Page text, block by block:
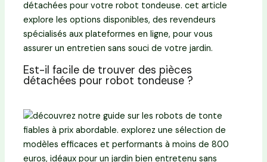
Est-il facile de trouver des pièces
détachées pour robot tondeuse ?